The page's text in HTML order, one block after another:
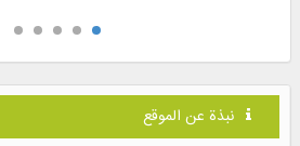
نبذة عن الموقع